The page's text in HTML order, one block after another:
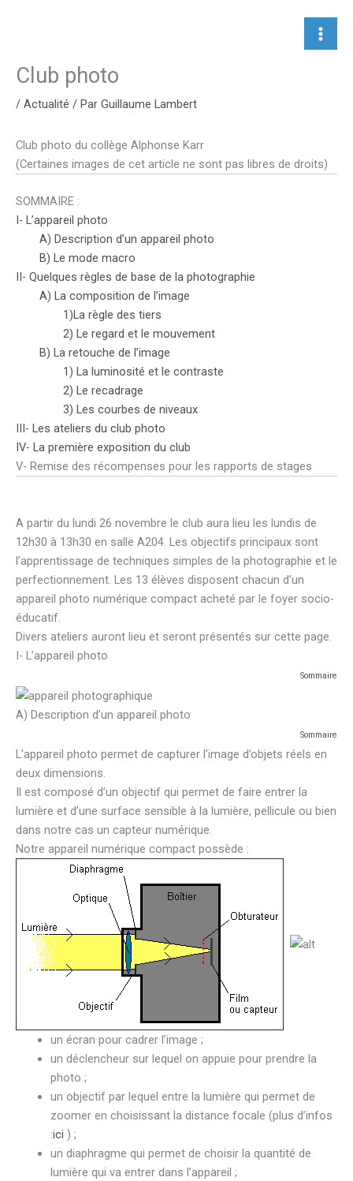
Club photo
/ Actualité / Par Guillaume Lambert
Club photo du collège Alphonse Karr
(Certaines images de cet article ne sont pas libres de droits)
SOMMAIRE :
I- L’appareil photo
A) Description d’un appareil photo
B) Le mode macro
II- Quelques règles de base de la photographie
A) La composition de l’image
1)La règle des tiers
2) Le regard et le mouvement
B) La retouche de l’image
1) La luminosité et le contraste
2) Le recadrage
3) Les courbes de niveaux
III- Les ateliers du club photo
IV- La première exposition du club
V- Remise des récompenses pour les rapports de stages
A partir du lundi 26 novembre le club aura lieu les lundis de
12h30 à 13h30 en salle A204. Les objectifs principaux sont
l’apprentissage de techniques simples de la photographie et le
perfectionnement. Les 13 élèves disposent chacun d’un
appareil photo numérique compact acheté par le foyer socio-
éducatif.
Divers ateliers auront lieu et seront présentés sur cette page.
I- L’appareil photo
Sommaire
A) Description d’un appareil photo
Sommaire
L’appareil photo permet de capturer l’image d’objets réels en
deux dimensions.
Il est composé d’un objectif qui permet de faire entrer la
lumière et d’une surface sensible à la lumière, pellicule ou bien
dans notre cas un capteur numérique.
Notre appareil numérique compact possède :
un écran pour cadrer l’image ;
un déclencheur sur lequel on appuie pour prendre la
photo ;
un objectif par lequel entre la lumière qui permet de
zoomer en choisissant la distance focale (plus d’infos
:ici ) ;
un diaphragme qui permet de choisir la quantité de
lumière qui va entrer dans l’appareil ;